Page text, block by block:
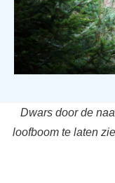
Dwars door de
loofboom te laten